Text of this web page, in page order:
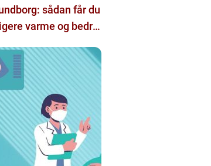
sådan får du
varme og bedre